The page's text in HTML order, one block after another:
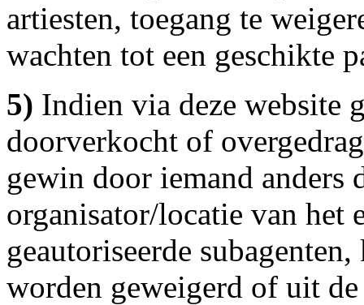
artiesten, toegang te
wachten tot een geschikte
5) Indien via deze website
doorverkocht of
gewin door iemand anders
organisator/locatie van het
geautoriseerde
worden geweigerd of uit